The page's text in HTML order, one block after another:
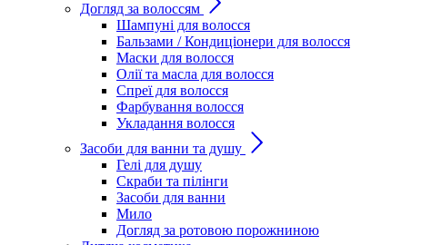
Догляд за волоссям
Шампуні для волосся
Бальзами / Кондиціонери для волосся
Маски для волосся
Олії та масла для волосся
Спреї для волосся
Фарбування волосся
Укладання волосся
Засоби для ванни та душу
Гелі для душу
Скраби та пілінги
Засоби для ванни
Мило
Догляд за ротовою порожниною